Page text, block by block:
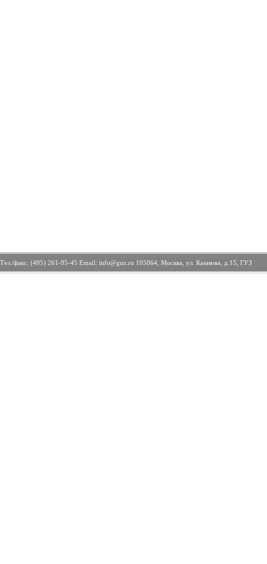
Тел./факс: (495) 261-95-45 Email: info@guz.ru 105064, Москва, ул. Казакова, д.15, ГУЗ